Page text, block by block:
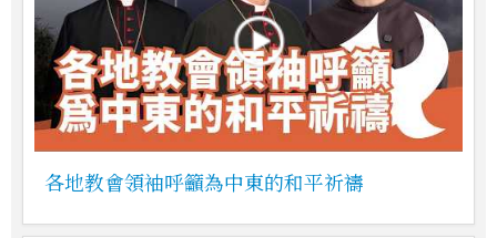
各地教會領袖呼籲為中東的和平祈禱